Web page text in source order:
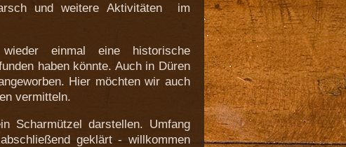
und weitere Aktivitäten im
einmal eine historische
haben könnte. Auch in Düren
Hier möchten wir auch
vermitteln.
Scharmützel darstellen. Umfang
geklärt - willkommen